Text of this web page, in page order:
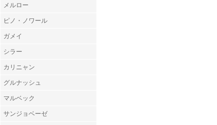
メルロー
ピノ・ノワール
ガメイ
シラー
カリニャン
グルナッシュ
マルベック
サンジョベーゼ